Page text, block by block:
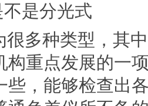
是分光式
很多种类型，其
构重点发展的一
些，能够检查出